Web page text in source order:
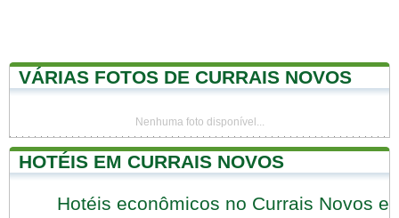
VÁRIAS FOTOS DE CURRAIS NOVOS
Nenhuma foto disponível...
HOTÉIS EM CURRAIS NOVOS
Hotéis econômicos no Currais Novos e